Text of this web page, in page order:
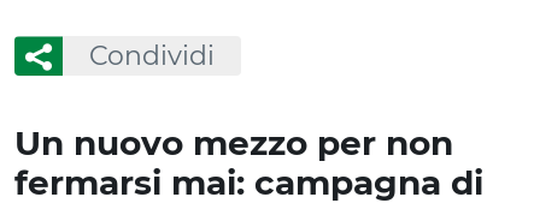
Un nuovo mezzo per non
fermarsi mai: campagna di
Condividi